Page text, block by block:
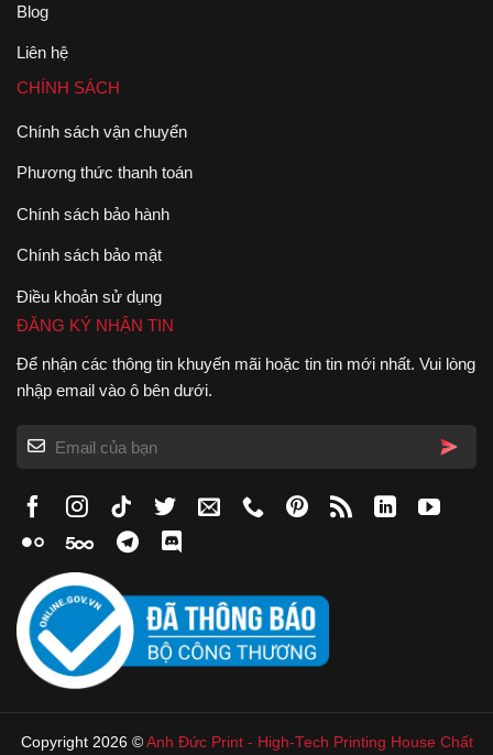
Blog
Liên hệ
CHÍNH SÁCH
Chính sách vận chuyển
Phương thức thanh toán
Chính sách bảo hành
Chính sách bảo mật
Điều khoản sử dụng
ĐĂNG KÝ NHẬN TIN
Để nhận các thông tin khuyến mãi hoặc tin tin mới nhất. Vui lòng
nhập email vào ô bên dưới.
Copyright 2026 © Anh Đức Print- High-Tech Printing House Chất